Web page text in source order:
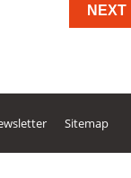
NEXT
Sitemap